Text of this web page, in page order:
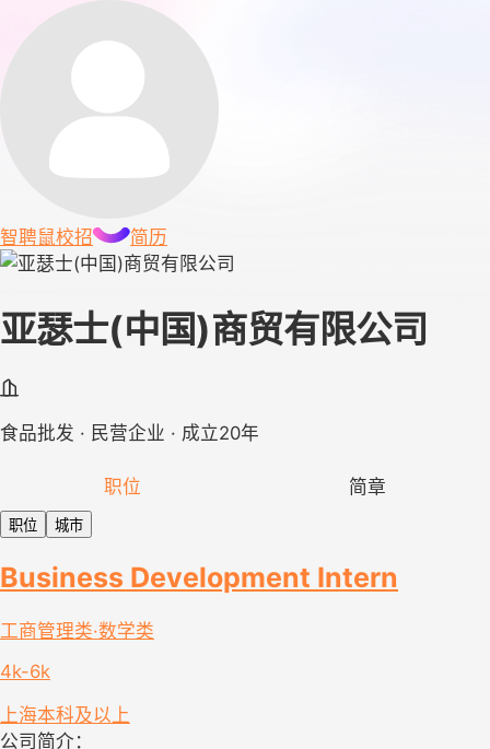
智聘鼠校招 简历
亚瑟士(中国)商贸有限公司
食品批发 · 民营企业 · 成立20年
职位 简章
职位 城市
Business Development Intern
工商管理类·数学类
4k-6k
上海本科及以上
公司简介：